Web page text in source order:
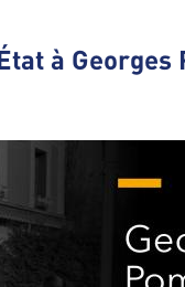
à Georges